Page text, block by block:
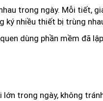
trong ngày. Mỗi tiết,
ký nhiều thiết bị trùng
dùng phần mềm đã
trong ngày, không